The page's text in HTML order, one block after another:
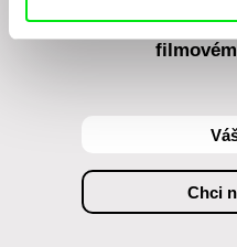
Chcete být